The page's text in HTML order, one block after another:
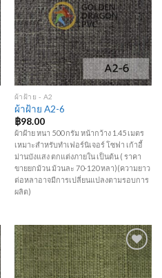
Add to
Wishlist
ผ้าฝ้าย - A2
ผ้าฝ้าย A2-6
฿98.00
ผ้าฝ้าย หนา 500 กรัม หน้ากว้าง 1.45 เมตร
เหมาะสำหรับทำเฟอร์นิเจอร์ โซฟา เก้าอี้
ม่านบังแสง ตกแต่งภายใน เป็นต้น ( ราคา
ขายยกม้วน ม้วนละ 70-120 หลา)(ความยาว
ต่อหลาอาจมีการเปลี่ยนแปลงตามรอบการ
ผลิต)